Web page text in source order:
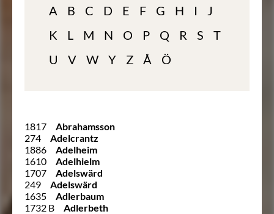
A B C D E F G H I
J
K
L M N O P Q R S
T
U
V W Y Z Å Ö
1817
Abrahamsson
274
Adelcrantz
1886
Adelheim
1610
Adelhielm
1707
Adelswärd
249
Adelswärd
1635
Adlerbaum
1732 B
Adlerbeth